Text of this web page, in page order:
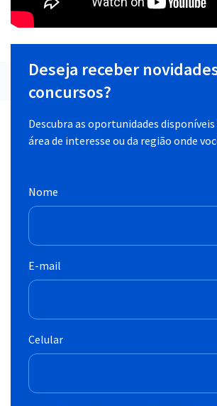
Deseja receber
concursos?
Descubra as oportunidades
área de interesse ou da região onde
Nome
E-mail
Celular